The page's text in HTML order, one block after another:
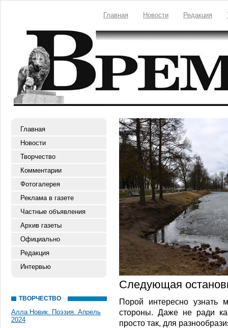
Главная Новости Редакция
Главная
Новости
Творчество
Комментарии
Фотогалерея
Реклама в газете
Частные объявления
Архив газеты
Официально
Редакция
Интервью
ТВОРЧЕСТВО
Алла Новик. Поэзия. Апрель
2024
Следующая
Порой интересно
стороны. Даже не ради
просто так, для